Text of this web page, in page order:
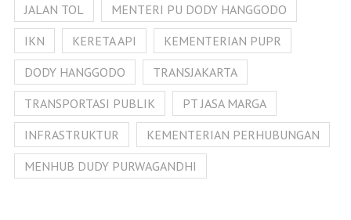
JALAN TOL
MENTERI PU DODY HANGGODO
IKN
KERETA API
KEMENTERIAN PUPR
DODY HANGGODO
TRANSJAKARTA
TRANSPORTASI PUBLIK
PT JASA MARGA
INFRASTRUKTUR
KEMENTERIAN PERHUBUNGAN
MENHUB DUDY PURWAGANDHI